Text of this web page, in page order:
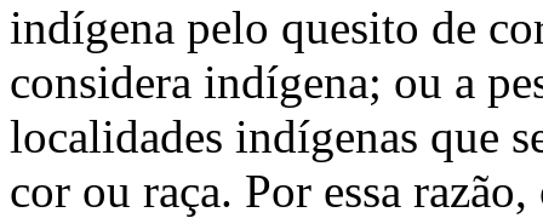
indígena pelo quesito de
considera indígena; ou a
localidades indígenas que
cor ou raça. Por essa